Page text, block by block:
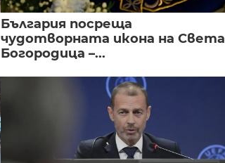
България посреща
чудотворната икона на Света
Богородица –...